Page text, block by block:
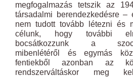
megfogalmazás tetszik az
társadalmi berendezkedésre
nem tudott tovább létezni és
célunk, hogy további
bocsátkozzunk a
mibenlétéről és egymás
fentiekből azonban az
rendszerváltáskor meg